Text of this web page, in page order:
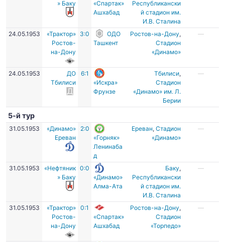
» Баку
«Спартак»
Ашхабад
Республикански
й стадион им.
И.В. Сталина
24.05.1953
«Трактор»
Ростов-
на-Дону
3:0
ОДО
Ташкент
Ростов-на-Дону,
Стадион
«Динамо»
—
24.05.1953
ДО
Тбилиси
6:1
«Искра»
Фрунзе
Тбилиси,
Стадион
«Динамо» им. Л.
Берии
—
5-й тур
31.05.1953
«Динамо»
Ереван
2:0
«Горняк»
Ленинаба
д
Ереван,Стадион
«Динамо»
—
31.05.1953
«Нефтяник
» Баку
0:0
«Динамо»
Алма-Ата
Баку,
Республикански
й стадион им.
И.В. Сталина
—
31.05.1953
«Трактор»
Ростов-
на-Дону
0:1
«Спартак»
Ашхабад
Ростов-на-Дону,
Стадион
«Торпедо»
—